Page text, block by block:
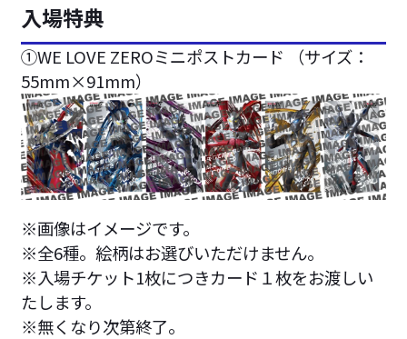
入場特典
①WE LOVE ZEROミニポストカード （サイズ：
55mm×91mm）
※画像はイメージです。
※全6種。絵柄はお選びいただけません。
※入場チケット1枚につきカード１枚をお渡しい
たします。
※無くなり次第終了。